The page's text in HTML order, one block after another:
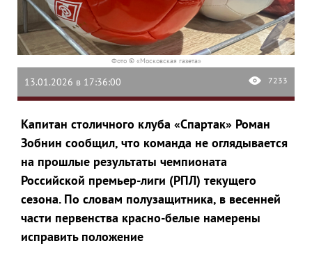
Фото © «Московская газета»
13.01.2026 в 17:36:00 7233
Капитан столичного клуба «Спартак» Роман
Зобнин сообщил, что команда не оглядывается
на прошлые результаты чемпионата
Российской премьер-лиги (РПЛ) текущего
сезона. По словам полузащитника, в весенней
части первенства красно-белые намерены
исправить положение